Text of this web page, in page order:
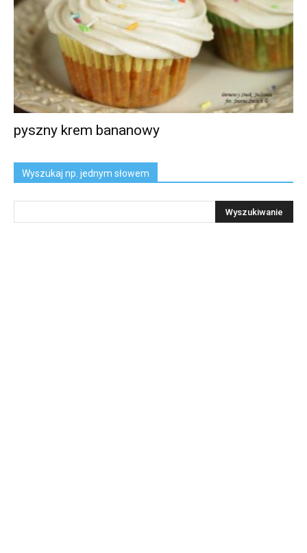
pyszny krem bananowy
Wyszukaj np. jednym słowem